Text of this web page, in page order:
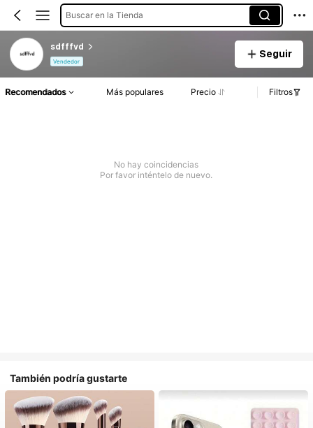
Buscar en la Tienda
sdfffvd
Vendedor
Seguir
Recomendados Más populares Precio Filtros
No hay coincidencias
Por favor inténtelo de nuevo.
También podría gustarte